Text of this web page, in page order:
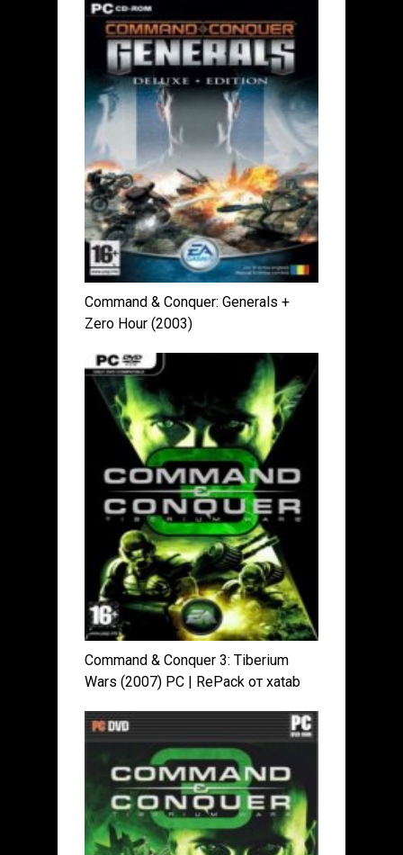
Command & Conquer: Generals +
Zero Hour (2003)
Command & Conquer 3: Tiberium
Wars (2007) PC | RePack от xatab